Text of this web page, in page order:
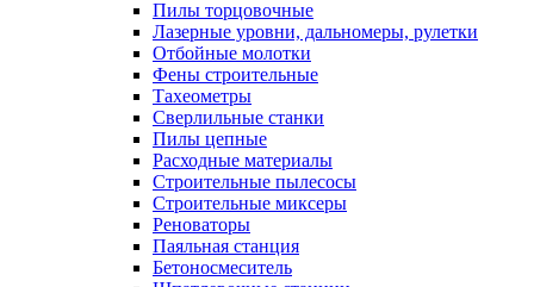
Пилы торцовочные
Лазерные уровни, дальномеры, рулетки
Отбойные молотки
Фены строительные
Тахеометры
Сверлильные станки
Пилы цепные
Расходные материалы
Строительные пылесосы
Строительные миксеры
Реноваторы
Паяльная станция
Бетоносмеситель